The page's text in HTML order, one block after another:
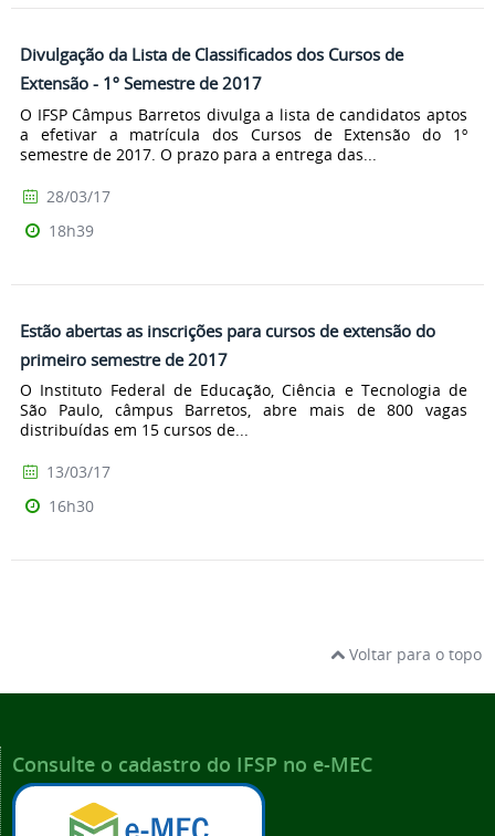
Divulgação da Lista de Classificados dos Cursos de
Extensão - 1º Semestre de 2017
O IFSP Câmpus Barretos divulga a lista de candidatos aptos
a efetivar a matrícula dos Cursos de Extensão do 1º
semestre de 2017. O prazo para a entrega das...
28/03/17
18h39
Estão abertas as inscrições para cursos de extensão do
primeiro semestre de 2017
O Instituto Federal de Educação, Ciência e Tecnologia de
São Paulo, câmpus Barretos, abre mais de 800 vagas
distribuídas em 15 cursos de...
13/03/17
16h30
Voltar para o topo
Consulte o cadastro do IFSP no e-MEC